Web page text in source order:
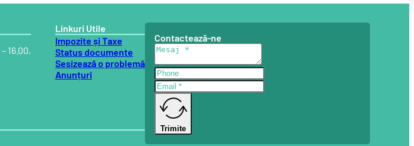
16.00,
Linkuri Utile
Impozite și Taxe
Status documente
Sesizează o problemă
Anunțuri
Contactează-ne
Trimite